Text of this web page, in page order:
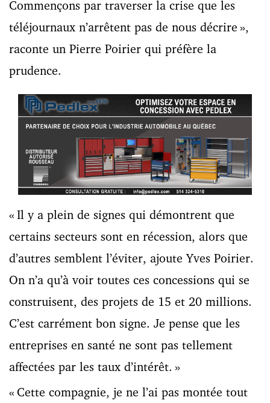
Commençons par traverser la crise que les
téléjournaux n’arrêtent pas de nous décrire »,
raconte un Pierre Poirier qui préfère la
prudence.
« Il y a plein de signes qui démontrent que
certains secteurs sont en récession, alors que
d’autres semblent l’éviter, ajoute Yves Poirier.
On n’a qu’à voir toutes ces concessions qui se
construisent, des projets de 15 et 20 millions.
C’est carrément bon signe. Je pense que les
entreprises en santé ne sont pas tellement
affectées par les taux d’intérêt. »
« Cette compagnie, je ne l’ai pas montée tout